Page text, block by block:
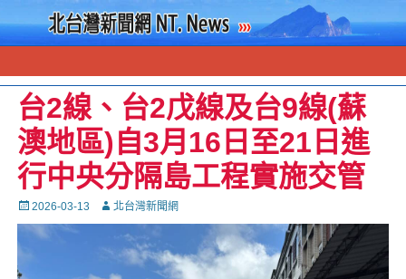
台2線、台2戊線及台9線(蘇
澳地區)自3月16日至21日進
行中央分隔島工程實施交管
Posted
on
2026-03-13 Autor北台灣新聞網